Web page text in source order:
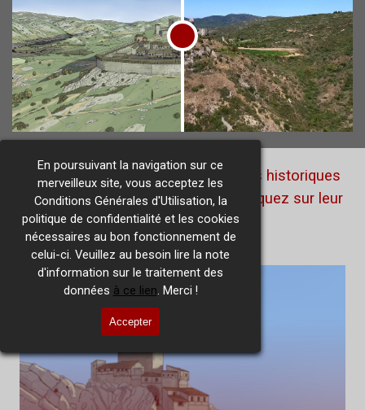
En poursuivant la navigation sur ce
merveilleux site, vous acceptez les
Conditions Générales d'Utilisation, la
politique de confidentialité et les cookies
nécessaires au bon fonctionnement de
celui-ci. Veuillez au besoin lire la note
d'information sur le traitement des
données à ce lien. Merci !
Accepter
Pour retrouver les deux autres sites historiques
ayant une présentation similaire, cliquez sur leur
image !